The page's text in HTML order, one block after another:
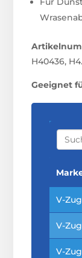
H40436,
Geeignet
S
A
C
H
V-Zug
V-Zug
V-Zug